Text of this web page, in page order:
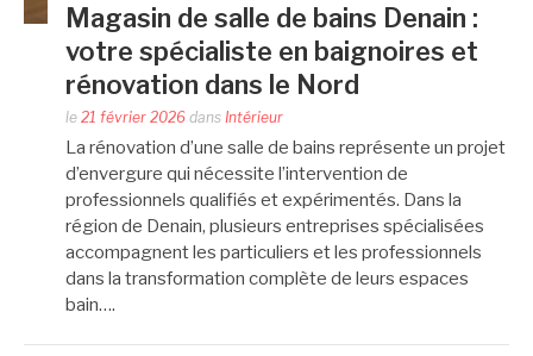
Magasin de salle de bains Denain :
votre spécialiste en baignoires et
rénovation dans le Nord
le 21 février 2026 dans Intérieur
La rénovation d’une salle de bains représente un projet
d’envergure qui nécessite l’intervention de
professionnels qualifiés et expérimentés. Dans la
région de Denain, plusieurs entreprises spécialisées
accompagnent les particuliers et les professionnels
dans la transformation complète de leurs espaces
bain….